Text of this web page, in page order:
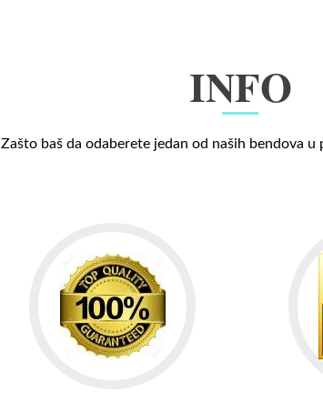
INFO
Zašto baš da odaberete jedan od naših bendova u